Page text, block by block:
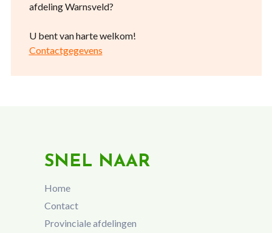
afdeling Warnsveld?
U bent van harte welkom!
Contactgegevens
SNEL NAAR
Home
Contact
Provinciale afdelingen